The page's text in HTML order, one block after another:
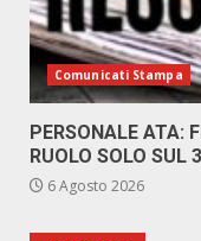
Comunicati Stampa
PERSONALE ATA:
RUOLO SOLO SUL
6 Agosto 2026